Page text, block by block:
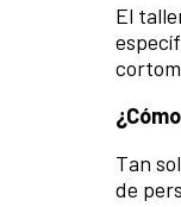
El
Tan
de